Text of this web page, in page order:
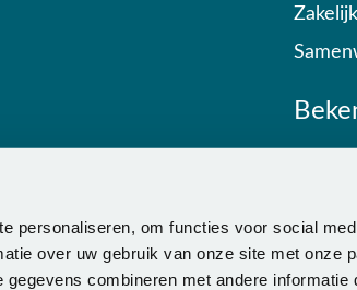
personaliseren, om functies voor social
over uw gebruik van onze site met onze
combineren met andere
Zakelijk